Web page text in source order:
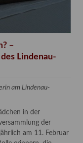
–
Lindenau-
am Lindenau-
in der
der
am 11. Februar